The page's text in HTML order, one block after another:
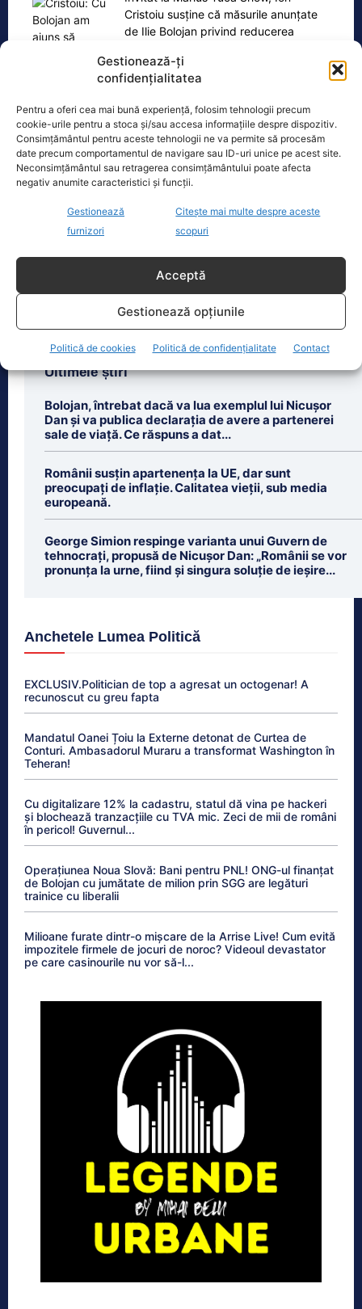
Gestionează-ți
confidențialitatea
Pentru a oferi cea mai bună experiență, folosim tehnologii precum
cookie-urile pentru a stoca și/sau accesa informațiile despre dispozitiv.
Consimțământul pentru aceste tehnologii ne va permite să procesăm
date precum comportamentul de navigare sau ID-uri unice pe acest site.
Neconsimțământul sau retragerea consimțământului poate afecta
negativ anumite caracteristici și funcții.
Gestionează
furnizori
Citește mai multe despre aceste
scopuri
Acceptă
Gestionează opțiunile
Politică de cookies Politică de confidențialitate Contact
Cristoiu susține că măsurile anunțate
de Ilie Bolojan privind reducerea
Oficiul de Știri
Cele 4 barje pentru redirecționarea Dunării către brațul
Cele 4 barje vor fi scufundate vineri, 7
august. Autoritățile au intrat în linie
Ultimele știri
Bolojan, întrebat dacă va lua exemplul lui Nicușor
Dan și va publica declarația de avere a partenerei
sale de viață. Ce răspuns a dat...
Românii susțin apartenența la UE, dar sunt
preocupați de inflație. Calitatea vieții, sub media
europeană.
George Simion respinge varianta unui Guvern de
tehnocrați, propusă de Nicușor Dan: „Românii se vor
pronunța la urne, fiind și singura soluție de ieșire...
Anchetele Lumea Politică
EXCLUSIV.Politician de top a agresat un octogenar! A
recunoscut cu greu fapta
Mandatul Oanei Țoiu la Externe detonat de Curtea de
Conturi. Ambasadorul Muraru a transformat Washington în
Teheran!
Cu digitalizare 12% la cadastru, statul dă vina pe hackeri
și blochează tranzacțiile cu TVA mic. Zeci de mii de români
în pericol! Guvernul...
Operațiunea Noua Slovă: Bani pentru PNL! ONG-ul finanțat
de Bolojan cu jumătate de milion prin SGG are legături
trainice cu liberalii
Milioane furate dintr-o mișcare de la Arrise Live! Cum evită
impozitele firmele de jocuri de noroc? Videoul devastator
pe care casinourile nu vor să-l...